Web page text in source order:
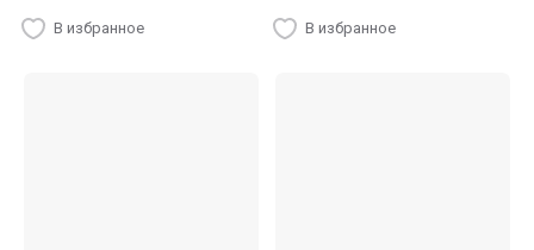
В избранное В избранное